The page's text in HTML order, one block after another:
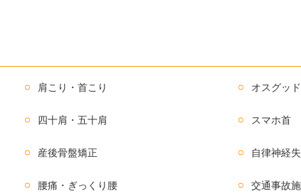
肩こり・首こり オスグッド
四十肩・五十肩 スマホ首
産後骨盤矯正 自律神経
腰痛・ぎっくり腰 交通事故